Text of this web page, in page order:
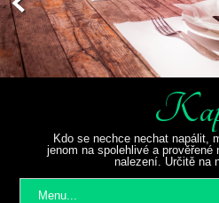
Kdo se nechce nechat napálit,
jenom na spolehlivé a
nalezení. Určitě na
Menu...